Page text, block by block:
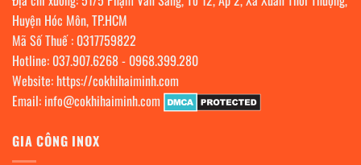
Huyện Hóc Môn, TP.HCM
Mã Số Thuế : 0317759822
Hotline: 037.907.6268- 0968.399.280
Website: https://cokhihaiminh.com
Email: info@cokhihaiminh.com
GIA CÔNG INOX